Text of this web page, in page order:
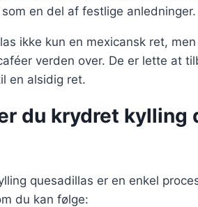
en del af festlige anledninger.
ikke kun en mexicansk ret,
verden over. De er lette at
en alsidig ret.
du krydret kylling
quesadillas er en enkel
du kan følge: